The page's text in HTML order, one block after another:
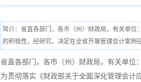
简介：省直各部门，各市（州）财政局，有关单
的积极性，经研究，决定在全省开展管理会计案
省直各部门，各市（州）财政局，有关单位：
为贯彻落实《财政部关于全面深化管理会计